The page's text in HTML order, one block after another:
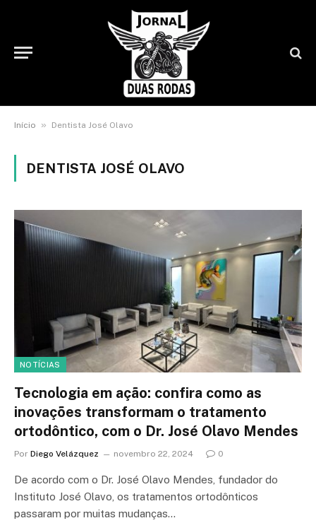
Início » Dentista José Olavo
DENTISTA JOSÉ OLAVO
NOTÍCIAS
Tecnologia em ação: confira como as
inovações transformam o tratamento
ortodôntico, com o Dr. José Olavo Mendes
Por Diego Velázquez novembro 22, 2024 0
De acordo com o Dr. José Olavo Mendes, fundador do
Instituto José Olavo, os tratamentos ortodônticos
passaram por muitas mudanças…